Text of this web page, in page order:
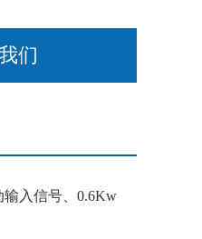
们
输入信号、0.6Kw